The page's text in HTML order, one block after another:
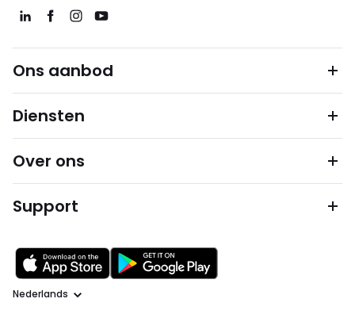
Ons aanbod
Diensten
Over ons
Support
Taal